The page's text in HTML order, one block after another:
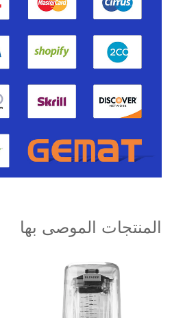
المنتجات الموصى بها